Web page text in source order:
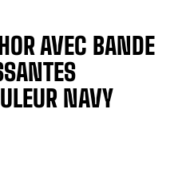
AVEC BANDE
NAVY